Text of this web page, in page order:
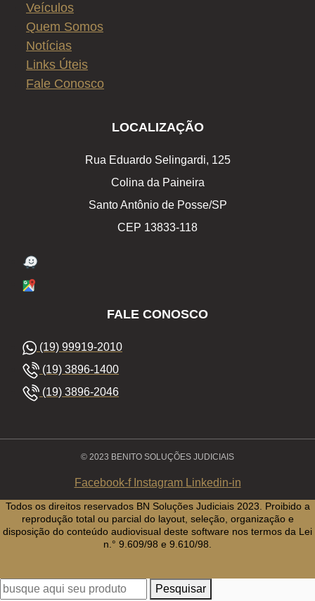
Veículos
Quem Somos
Notícias
Links Úteis
Fale Conosco
LOCALIZAÇÃO
Rua Eduardo Selingardi, 125
Colina da Paineira
Santo Antônio de Posse/SP
CEP 13833-118
FALE CONOSCO
(19) 99919-2010
(19) 3896-1400
(19) 3896-2046
© 2023 BENITO SOLUÇÕES JUDICIAIS
Facebook-f Instagram Linkedin-in
Todos os direitos reservados BN Soluções Judiciais 2023. Proibido a
reprodução total ou parcial do layout, seleção, organização e
disposição do conteúdo audiovisual deste software nos termos da Lei
n.° 9.609/98 e 9.610/98.
Pesquisar